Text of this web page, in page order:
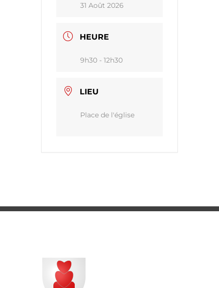
31 Août 2026
HEURE
9h30 - 12h30
LIEU
Place de l'église